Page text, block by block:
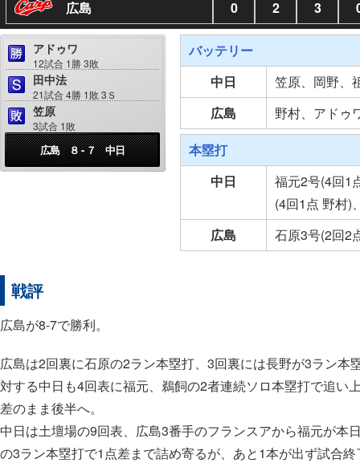
広島
0 2 3
アドゥワ
12試合 1勝 3敗
田中法
21試合 4勝 1敗 3Ｓ
笠原
3試合 1敗
広島 ８ - ７ 中日
バッテリー
中日
笠原、岡野、
広島
野村、アドゥ
本塁打
中日
福元2号(4回1
(4回1点 野村)
広島
石原3号(2回2
戦評
広島が8-7で勝利。
広島は2回裏に石原の2ラン本塁打、3回裏には長野が3ラン本
対する中日も4回表に福元、鵜飼の2者連続ソロ本塁打で追い
差のまま後半へ。
中日は土壇場の9回表、広島3番手のフランスアから福元が本
の3ラン本塁打で1点差まで詰め寄るが、あと1本が出ず試合終